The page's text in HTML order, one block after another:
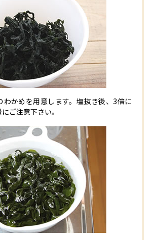
わかめを用意します。塩抜き後、3倍に
ご注意下さい。